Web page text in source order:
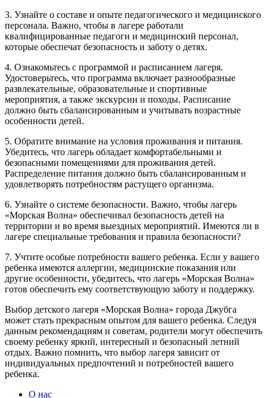
3. Узнайте о составе и опыте педагогического и медицинского
персонала. Важно, чтобы в лагере работали
квалифицированные педагоги и медицинский персонал,
которые обеспечат безопасность и заботу о детях.
4. Ознакомьтесь с программой и расписанием лагеря.
Удостоверьтесь, что программа включает разнообразные
развлекательные, образовательные и спортивные
мероприятия, а также экскурсии и походы. Расписание
должно быть сбалансированным и учитывать возрастные
особенности детей.
5. Обратите внимание на условия проживания и питания.
Убедитесь, что лагерь обладает комфортабельными и
безопасными помещениями для проживания детей.
Распределение питания должно быть сбалансированным и
удовлетворять потребностям растущего организма.
6. Узнайте о системе безопасности. Важно, чтобы лагерь
«Морская Волна» обеспечивал безопасность детей на
территории и во время выездных мероприятий. Имеются ли в
лагере специальные требования и правила безопасности?
7. Учтите особые потребности вашего ребенка. Если у вашего
ребенка имеются аллергии, медицинские показания или
другие особенности, убедитесь, что лагерь «Морская Волна»
готов обеспечить ему соответствующую заботу и поддержку.
Выбор детского лагеря «Морская Волна» города Джубга
может стать прекрасным опытом для вашего ребенка. Следуя
данным рекомендациям и советам, родители могут обеспечить
своему ребенку яркий, интересный и безопасный летний
отдых. Важно помнить, что выбор лагеря зависит от
индивидуальных предпочтений и потребностей вашего
ребенка.
О нас